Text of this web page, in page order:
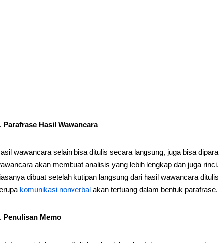
Parafrase Hasil Wawancara
wawancara selain bisa ditulis secara langsung, juga bisa
akan membuat analisis yang lebih lengkap dan juga
dibuat setelah kutipan langsung dari hasil wawancara
komunikasi nonverbalakan tertuang dalam bentuk parafrase.
Penulisan Memo